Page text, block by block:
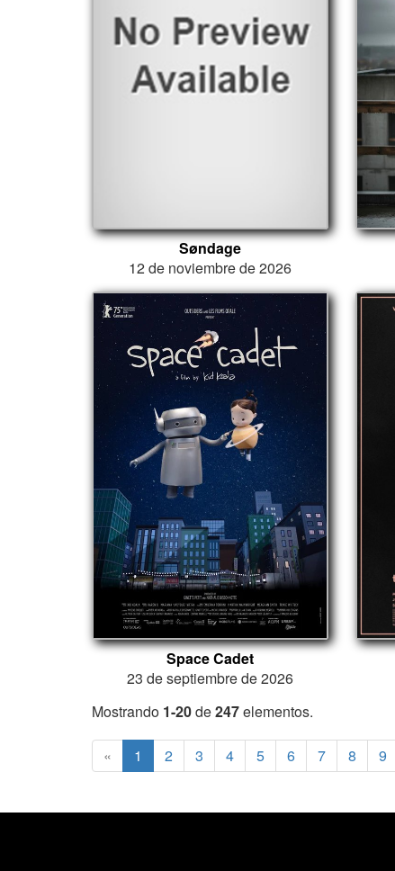
Søndage
12 de noviembre de 2026
Space Cadet
23 de septiembre de 2026
Mostrando 1-20de247elementos.
« 1 2 3 4 5 6 7 8 9